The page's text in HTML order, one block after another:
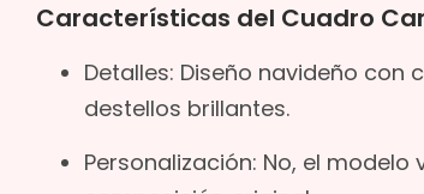
Características del Cuadro
Detalles: Diseño navideño
destellos brillantes.
Personalización: No, el